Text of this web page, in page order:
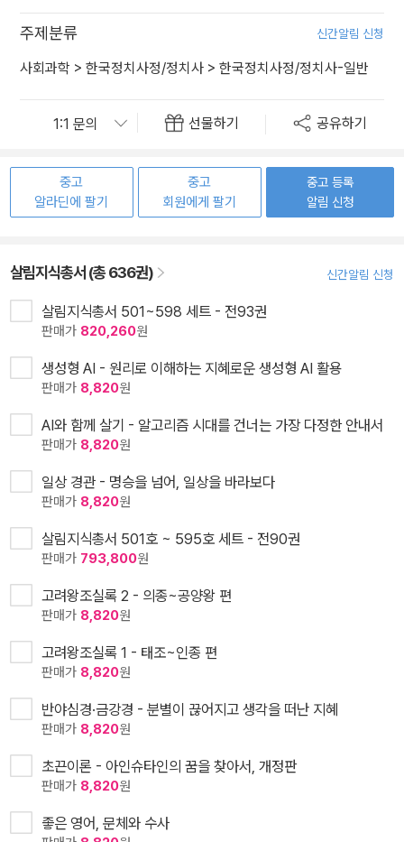
주제분류 신간알림 신청
사회과학 > 한국정치사정/정치사 > 한국정치사정/정치사-일반
선물하기 공유하기
중고
알라딘에 팔기
중고
회원에게 팔기
중고 등록
알림 신청
살림지식총서 (총 636권) 신간알림 신청
살림지식총서 501~598 세트 - 전93권
판매가 820,260원
생성형 AI - 원리로 이해하는 지혜로운 생성형 AI 활용
판매가 8,820원
AI와 함께 살기 - 알고리즘 시대를 건너는 가장 다정한 안내서
판매가 8,820원
일상 경관 - 명승을 넘어, 일상을 바라보다
판매가 8,820원
살림지식총서 501호 ~ 595호 세트 - 전90권
판매가 793,800원
고려왕조실록 2 - 의종~공양왕 편
판매가 8,820원
고려왕조실록 1 - 태조~인종 편
판매가 8,820원
반야심경·금강경 - 분별이 끊어지고 생각을 떠난 지혜
판매가 8,820원
초끈이론 - 아인슈타인의 꿈을 찾아서, 개정판
판매가 8,820원
좋은 영어, 문체와 수사